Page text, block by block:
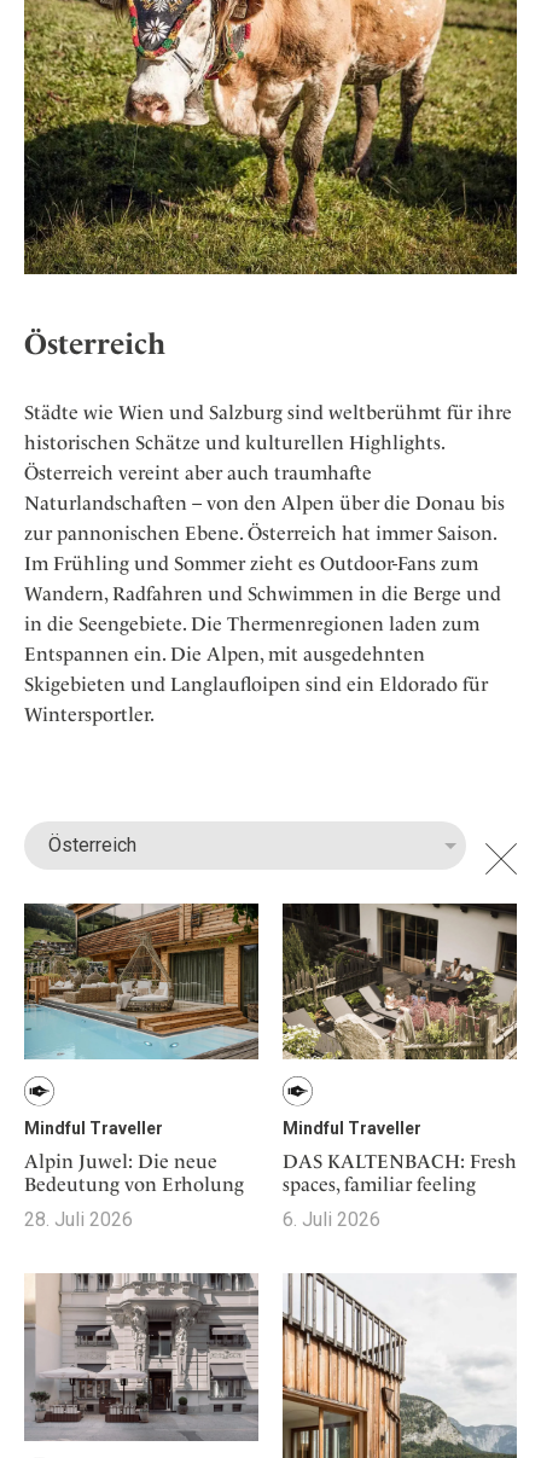
Mexico
Niederlande
Österreich
Portugal
Schweden
Spanien
Schweiz
USA
Persönlichkeiten
Our Story
Career
Kontakt
Impressum
Adventkalender
Österreich
Städte wie Wien und Salzburg sind weltberühmt für ihre
historischen Schätze und kulturellen Highlights.
Österreich vereint aber auch traumhafte
Naturlandschaften – von den Alpen über die Donau bis
zur pannonischen Ebene. Österreich hat immer Saison.
Im Frühling und Sommer zieht es Outdoor-Fans zum
Wandern, Radfahren und Schwimmen in die Berge und
in die Seengebiete. Die Thermenregionen laden zum
Entspannen ein. Die Alpen, mit ausgedehnten
Skigebieten und Langlaufloipen sind ein Eldorado für
Wintersportler.
Mindful Traveller
Alpin Juwel: Die neue
Bedeutung von Erholung
28. Juli 2026
Mindful Traveller
DAS KALTENBACH: Fresh
spaces, familiar feeling
6. Juli 2026